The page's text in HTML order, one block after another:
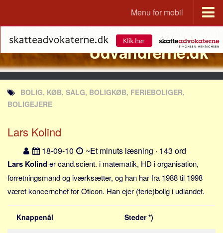
Menu for mobil
Portal
Udvandrerne.dk
Utvandrerne.no
Utvandrarna.se
Tyskland.dk
Rusland.dk
JLKM.dk
Lande
Tyrkiet
Spanien
Sverige
Udvandrerne.dk
BOLIG, KØB, SALG, BOLIGKØB, FERIEBOLIGER,
BOLIGEJERE
Lars Kolind
18-09-10 ~Et minuts læsning · 143 ord
Lars Kolinder cand.scient. i matematik, HD i organisation,
forretningsmand og iværksætter, og han har fra 1988 til 1998
været koncernchef for Oticon. Han ejer (ferie)bolig i udlandet.
Knappenål Steder *)